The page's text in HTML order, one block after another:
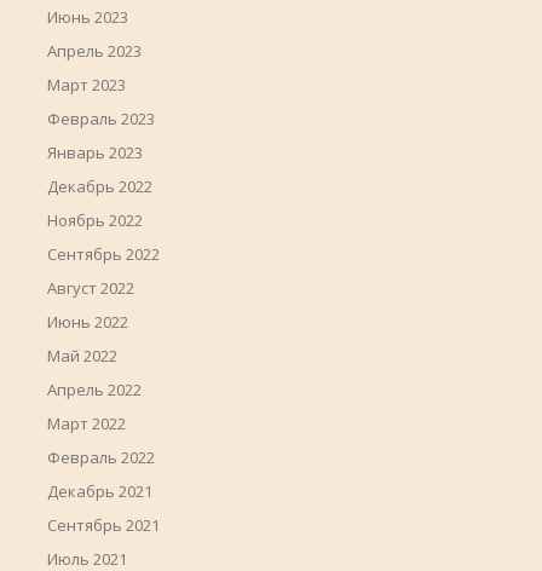
Июнь 2023
Апрель 2023
Март 2023
Февраль 2023
Январь 2023
Декабрь 2022
Ноябрь 2022
Сентябрь 2022
Август 2022
Июнь 2022
Май 2022
Апрель 2022
Март 2022
Февраль 2022
Декабрь 2021
Сентябрь 2021
Июль 2021